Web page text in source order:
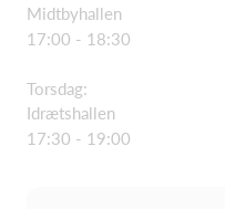
Midtbyhallen
17:00 - 18:30
Torsdag:
Idrætshallen
17:30 - 19:00